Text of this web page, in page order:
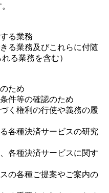
る業務
る業務及びこれらに付随
る業務を含む）
ため
件等の確認のため
く権利の行使や義務の履
各種決済サービスの研究
各種決済サービスに関す
の各種ご提案やご案内の